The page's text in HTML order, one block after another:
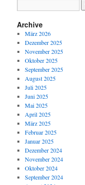
Archive
März 2026
Dezember 2025
November 2025
Oktober 2025
September 2025
August 2025
Juli 2025
Juni 2025
Mai 2025
April 2025
März 2025
Februar 2025
Januar 2025
Dezember 2024
November 2024
Oktober 2024
September 2024